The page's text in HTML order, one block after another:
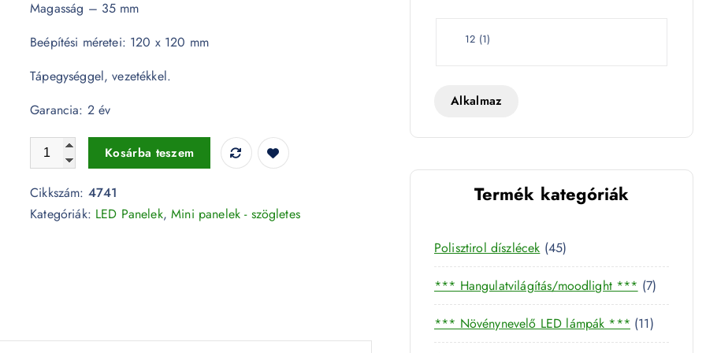
Magasság – 35 mm
Beépítési méretei: 120 x 120 mm
Tápegységgel, vezetékkel.
Garancia: 2 év
12W Üveg LED mini panel - szögletes 6000K - 4741 mennyiség
Kosárba teszem
Cikkszám: 4741
Kategóriák: LED Panelek,Mini panelek - szögletes
W
t
12 (1)
Alkalmaz
Termék kategóriák
Polisztirol díszlécek 454
5
t
e
r
*** Hangulatvilágítás/moodlight *** 77
t
e
r
*** Növénynevelő LED lámpák *** 111
1